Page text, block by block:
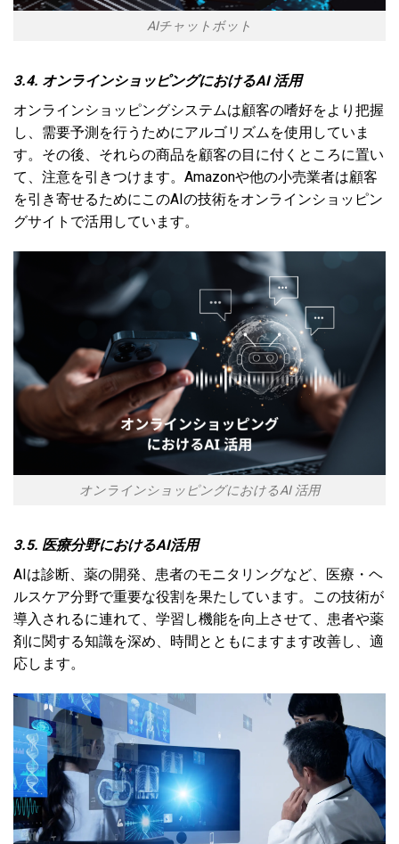
AIチャットボット
3.4. オンラインショッピングにおけるAI 活用
オンラインショッピングシステムは顧客の嗜好をより把握
し、需要予測を行うためにアルゴリズムを使用していま
す。その後、それらの商品を顧客の目に付くところに置い
て、注意を引きつけます。Amazonや他の小売業者は顧客
を引き寄せるためにこのAIの技術をオンラインショッピン
グサイトで活用しています。
オンラインショッピングにおけるAI 活用
3.5. 医療分野におけるAI活用
AIは診断、薬の開発、患者のモニタリングなど、医療・ヘ
ルスケア分野で重要な役割を果たしています。この技術が
導入されるに連れて、学習し機能を向上させて、患者や薬
剤に関する知識を深め、時間とともにますます改善し、適
応します。